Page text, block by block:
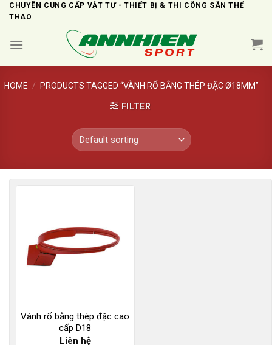
SkipCHUYÊN CUNG CẤP VẬT TƯ - THIẾT BỊ & THI CÔNG SÂN THỂ
THAO
HOME / PRODUCTS TAGGED “VÀNH RỔ BẰNG THÉP ĐẶC Ø18MM”
FILTER
Vành rổ bằng thép đặc cao
cấp D18
Liên hệ